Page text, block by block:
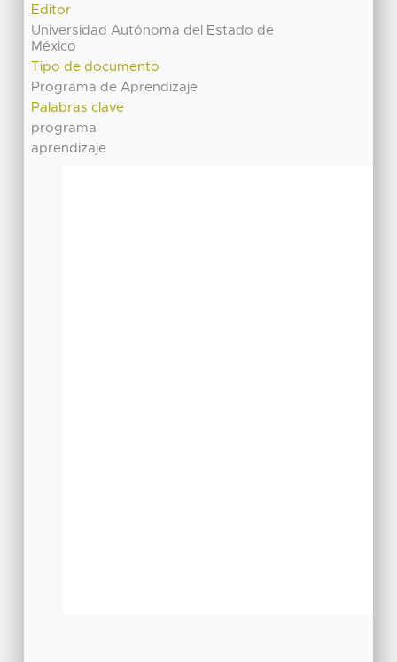
Editor
Universidad Autónoma del Estado de
México
Tipo de documento
Programa de Aprendizaje
Palabras clave
programa
aprendizaje